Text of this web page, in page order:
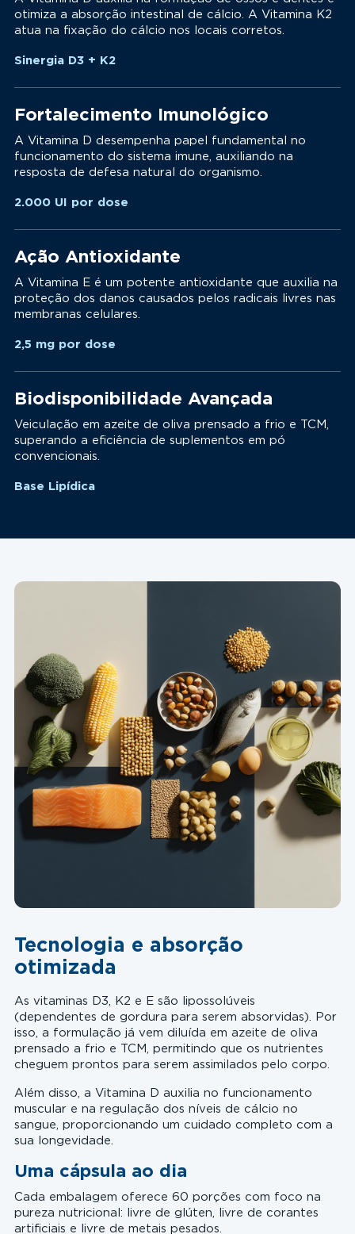
otimiza a absorção intestinal de cálcio. A Vitamina K2
atua na fixação do cálcio nos locais corretos.
Sinergia D3 + K2
Fortalecimento Imunológico
A Vitamina D desempenha papel fundamental no
funcionamento do sistema imune, auxiliando na
resposta de defesa natural do organismo.
2.000 UI por dose
Ação Antioxidante
A Vitamina E é um potente antioxidante que auxilia na
proteção dos danos causados pelos radicais livres nas
membranas celulares.
2,5 mg por dose
Biodisponibilidade Avançada
Veiculação em azeite de oliva prensado a frio e TCM,
superando a eficiência de suplementos em pó
convencionais.
Base Lipídica
Tecnologia e absorção
otimizada
As vitaminas D3, K2 e E são lipossolúveis
(dependentes de gordura para serem absorvidas). Por
isso, a formulação já vem diluída em azeite de oliva
prensado a frio e TCM, permitindo que os nutrientes
cheguem prontos para serem assimilados pelo corpo.
Além disso, a Vitamina D auxilia no funcionamento
muscular e na regulação dos níveis de cálcio no
sangue, proporcionando um cuidado completo com a
sua longevidade.
Uma cápsula ao dia
Cada embalagem oferece 60 porções com foco na
pureza nutricional: livre de glúten, livre de corantes
artificiais e livre de metais pesados.